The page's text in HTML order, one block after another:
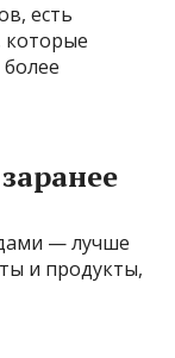
есть
которые
— лучше
и продукты,